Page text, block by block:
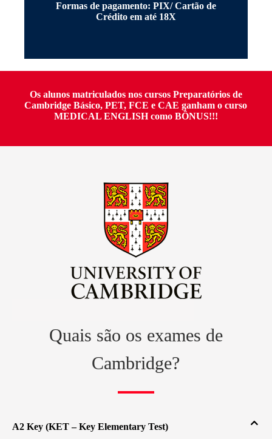
Formas de pagamento: PIX/ Cartão de
Crédito em até 18X
Os alunos matriculados nos cursos Preparatórios de
Cambridge Básico, PET, FCE e CAE ganham o curso
MEDICAL ENGLISH como BÔNUS!!!
Quais são os exames de
Cambridge?
A2 Key (KET – Key Elementary Test)